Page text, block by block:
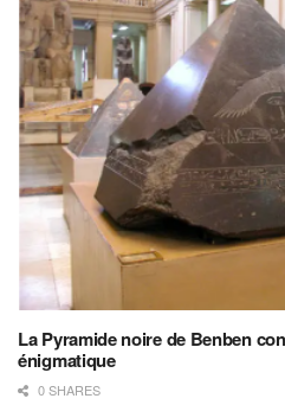
La Pyramide noire de Benben
énigmatique
0 SHARES